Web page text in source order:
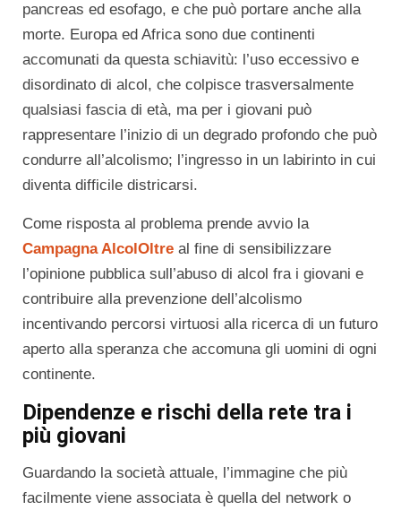
pancreas ed esofago, e che può portare anche alla
morte. Europa ed Africa sono due continenti
accomunati da questa schiavitù: l’uso eccessivo e
disordinato di alcol, che colpisce trasversalmente
qualsiasi fascia di età, ma per i giovani può
rappresentare l’inizio di un degrado profondo che può
condurre all’alcolismo; l’ingresso in un labirinto in cui
diventa difficile districarsi.
Come risposta al problema prende avvio la
Campagna AlcolOltre al fine di sensibilizzare
l’opinione pubblica sull’abuso di alcol fra i giovani e
contribuire alla prevenzione dell’alcolismo
incentivando percorsi virtuosi alla ricerca di un futuro
aperto alla speranza che accomuna gli uomini di ogni
continente.
Dipendenze e rischi della rete tra i
più giovani
Guardando la società attuale, l’immagine che più
facilmente viene associata è quella del network o